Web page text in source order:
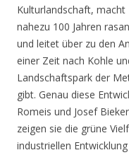
Kulturlandschaft,
nahezu 100 Jahren
und leitet über zu den
einer Zeit nach Kohle
Landschaftspark der
gibt. Genau diese
Romeis und Josef
zeigen sie die grüne
industriellen